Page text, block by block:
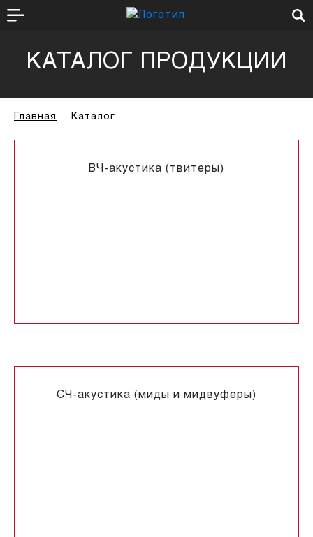
КАТАЛОГ ПРОДУКЦИИ
Главная Каталог
ВЧ-акустика (твитеры)
СЧ-акустика (миды и мидвуферы)